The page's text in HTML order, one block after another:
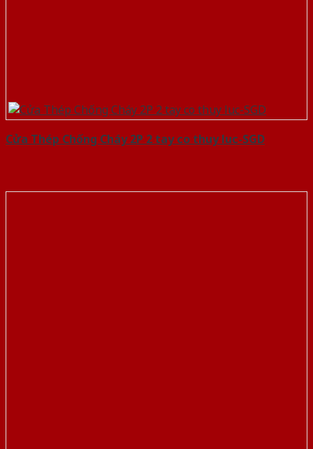
Cửa Thép Chống Cháy 2P 2 tay co thuy luc-SGD